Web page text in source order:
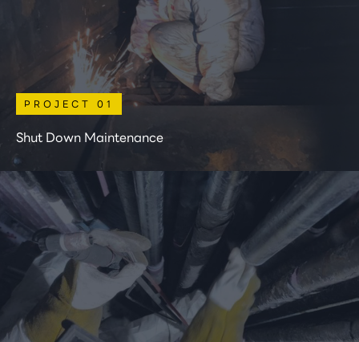
PROJECT 01
Shut Down Maintenance